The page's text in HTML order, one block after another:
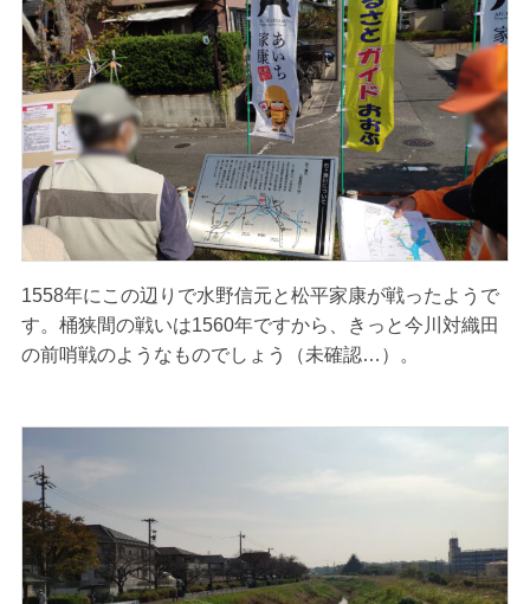
1558年にこの辺りで水野信元と松平家康が戦ったようで
す。桶狭間の戦いは1560年ですから、きっと今川対織田
の前哨戦のようなものでしょう（未確認…）。